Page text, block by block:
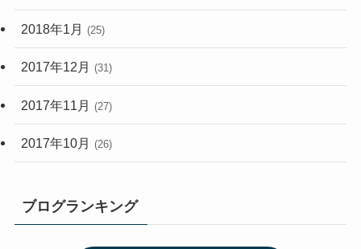
2018年1月 (25)
2017年12月 (31)
2017年11月 (27)
2017年10月 (26)
ブログランキング